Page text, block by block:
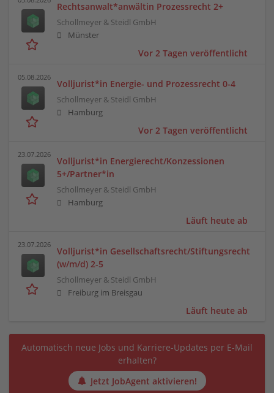
Rechtsanwalt*anwältin Prozessrecht 2+
Schollmeyer & Steidl GmbH
Münster
Vor 2 Tagen veröffentlicht
05.08.2026
Volljurist*in Energie- und Prozessrecht 0-4
Schollmeyer & Steidl GmbH
Hamburg
Vor 2 Tagen veröffentlicht
23.07.2026
Volljurist*in Energierecht/Konzessionen
5+/Partner*in
Schollmeyer & Steidl GmbH
Hamburg
Läuft heute ab
23.07.2026
Volljurist*in Gesellschaftsrecht/Stiftungsrecht
(w/m/d) 2-5
Schollmeyer & Steidl GmbH
Freiburg im Breisgau
Läuft heute ab
Automatisch neue Jobs und Karriere-Updates per E-Mail
erhalten?
Jetzt JobAgent aktivieren!